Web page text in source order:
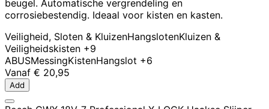
beugel. Automatische vergrendeling en
corrosiebestendig. Ideaal voor kisten en kasten.
Veiligheid, Sloten & KluizenHangslotenKluizen &
Veiligheidskisten +9
ABUSMessingKistenHangslot +6
Vanaf € 20,95
Add